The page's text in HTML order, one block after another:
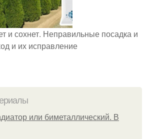
и сохнет. Неправильные посадка и
и их исправление
или биметаллический. В